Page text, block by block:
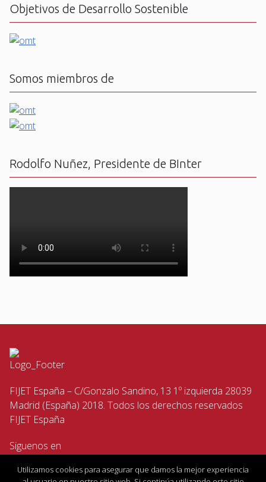
Objetivos de Desarrollo Sostenible
Somos miembros de
Rodolfo Nuñez, Presidente de BInter
FIJET España – C/Gonzalo Sandino, 13 1º izquierda 28039
Madrid (España) 2018. Todos los derechos reservados
FIJET España
Siguenos en
Utilizamos cookies para asegurar que damos la mejor experiencia